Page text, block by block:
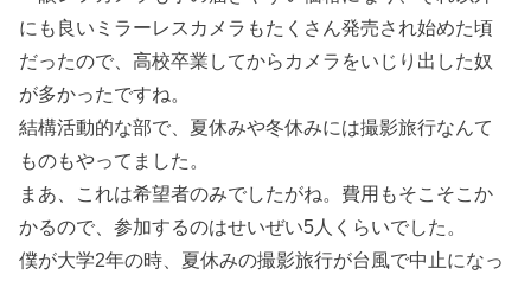
にも良いミラーレスカメラもたくさん発売され始めた頃
だったので、高校卒業してからカメラをいじり出した奴
が多かったですね。
結構活動的な部で、夏休みや冬休みには撮影旅行なんて
ものもやってました。
まあ、これは希望者のみでしたがね。費用もそこそこか
かるので、参加するのはせいぜい5人くらいでした。
僕が大学2年の時、夏休みの撮影旅行が台風で中止になっ